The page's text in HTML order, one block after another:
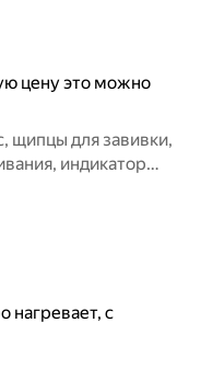
цену это можно
для завивки,
индикатор
нагревает, с